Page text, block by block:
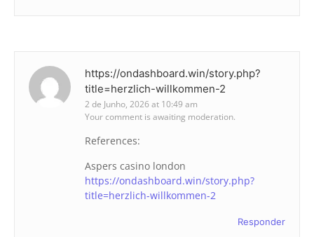
https://ondashboard.win/story.php?
title=herzlich-willkommen-2
2 de Junho, 2026 at 10:49 am
Your comment is awaiting moderation.
References:
Aspers casino london
https://ondashboard.win/story.php?
title=herzlich-willkommen-2
Responder